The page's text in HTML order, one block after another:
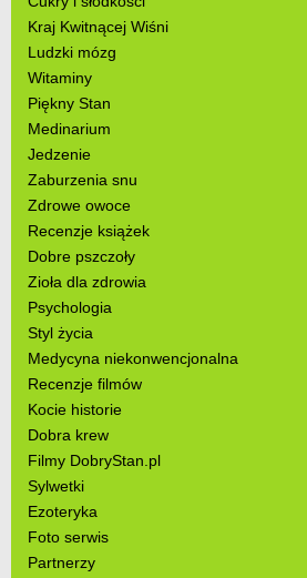
Kraj Kwitnącej Wiśni
Ludzki mózg
Witaminy
Piękny Stan
Medinarium
Jedzenie
Zaburzenia snu
Zdrowe owoce
Recenzje książek
Dobre pszczoły
Zioła dla zdrowia
Psychologia
Styl życia
Medycyna niekonwencjonalna
Recenzje filmów
Kocie historie
Dobra krew
Filmy DobryStan.pl
Sylwetki
Ezoteryka
Foto serwis
Partnerzy